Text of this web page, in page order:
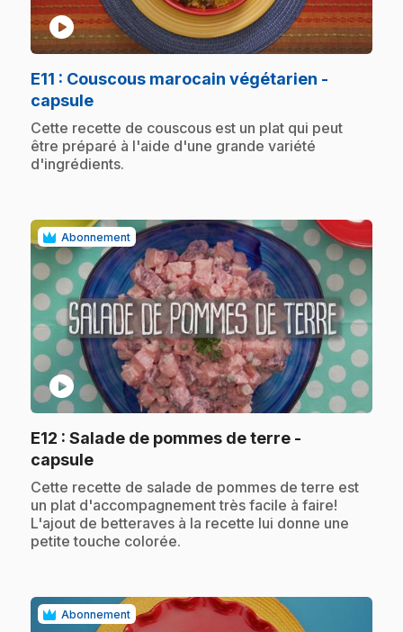
play_circle
E11 : Couscous marocain végétarien -
capsule.
.Cette recette de couscous est un plat qui peut
être préparé à l'aide d'une grande variété
d'ingrédients.
Abonnement
play_circle
E12 : Salade de pommes de terre -
capsule.
.Cette recette de salade de pommes de terre est
un plat d'accompagnement très facile à faire!
L'ajout de betteraves à la recette lui donne une
petite touche colorée.
Abonnement